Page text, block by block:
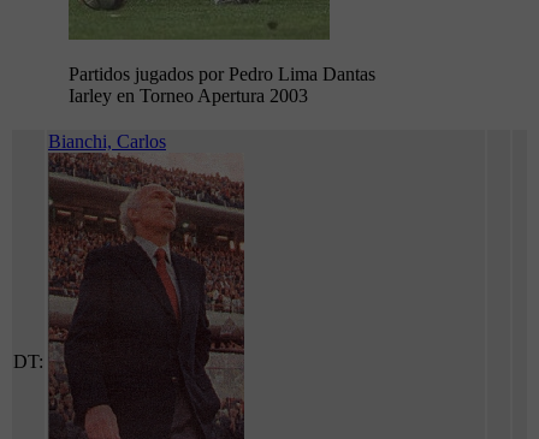
Partidos jugados por Pedro Lima Dantas
Iarley en Torneo Apertura 2003
DT:
Bianchi, Carlos